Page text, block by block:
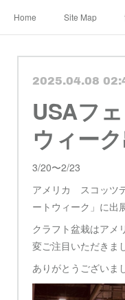
Home Site Map
ショップ&ギャラリー
教室 認定講師 ブログ
2025.04.08
USAフ
ウィー
3/20〜2/23
アメリカ スコッツ
ートウィーク」に出
クラフト盆栽はアメ
変ご注目いただきま
ありがとうございま